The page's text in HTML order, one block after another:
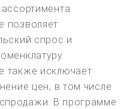
позволяет
спрос и
также исключает
цен, в том числе
В программе